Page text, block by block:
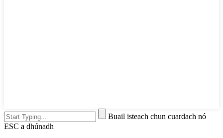
Buail isteach chun cuardach nó
ESC a dhúnadh